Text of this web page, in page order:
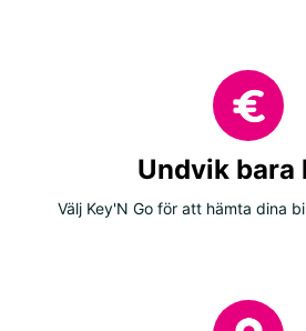
Undvik bara
Välj Key'N Go för att hämta dina